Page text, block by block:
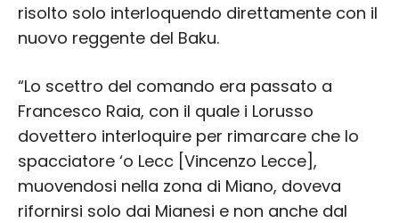
risolto solo interloquendo direttamente con il
nuovo reggente del Baku.
“Lo scettro del comando era passato a
Francesco Raia, con il quale i Lorusso
dovettero interloquire per rimarcare che lo
spacciatore ‘o Lecc [Vincenzo Lecce],
muovendosi nella zona di Miano, doveva
rifornirsi solo dai Mianesi e non anche dal